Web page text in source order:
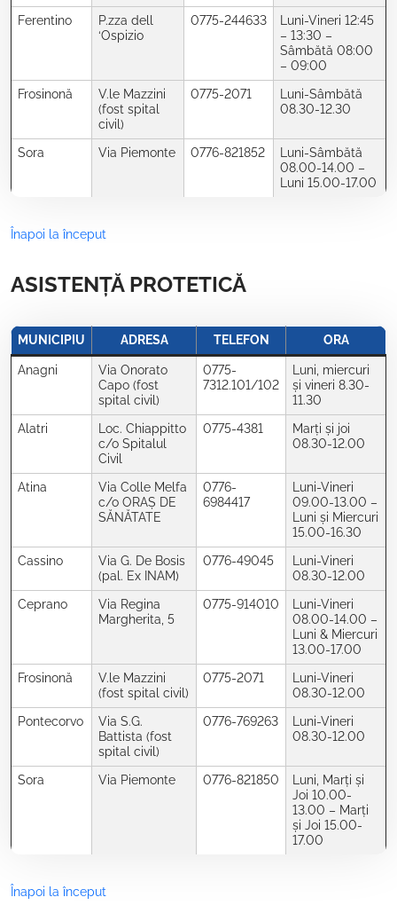
Ferentino
P.zza dell
‘Ospizio
0775-244633
Luni-Vineri 12:45
– 13:30 –
Sâmbătă 08:00
– 09:00
Frosinonă
V.le Mazzini
(fost spital
civil)
0775-2071
Luni-Sâmbătă
08.30-12.30
Sora Via Piemonte 0776-821852
Luni-Sâmbătă
08.00-14.00 –
Luni 15.00-17.00
Înapoi la început
ASISTENȚĂ PROTETICĂ
MUNICIPIU ADRESA TELEFON ORA
Anagni
Via Onorato
Capo (fost
spital civil)
0775-
7312.101/102
Luni, miercuri
și vineri 8.30-
11.30
Alatri
Loc. Chiappitto
c/o Spitalul
Civil
0775-4381
Marți și joi
08.30-12.00
Atina
Via Colle Melfa
c/o ORAȘ DE
SĂNĂTATE
0776-
6984417
Luni-Vineri
09.00-13.00 –
Luni și Miercuri
15.00-16.30
Cassino
Via G. De Bosis
(pal. Ex INAM)
0776-49045
Luni-Vineri
08.30-12.00
Ceprano
Via Regina
Margherita, 5
0775-914010
Luni-Vineri
08.00-14.00 –
Luni & Miercuri
13.00-17.00
Frosinonă
V.le Mazzini
(fost spital civil)
0775-2071
Luni-Vineri
08.30-12.00
Pontecorvo
Via S.G.
Battista (fost
spital civil)
0776-769263
Luni-Vineri
08.30-12.00
Sora Via Piemonte 0776-821850
Luni, Marți și
Joi 10.00-
13.00 – Marți
și Joi 15.00-
17.00
Înapoi la început